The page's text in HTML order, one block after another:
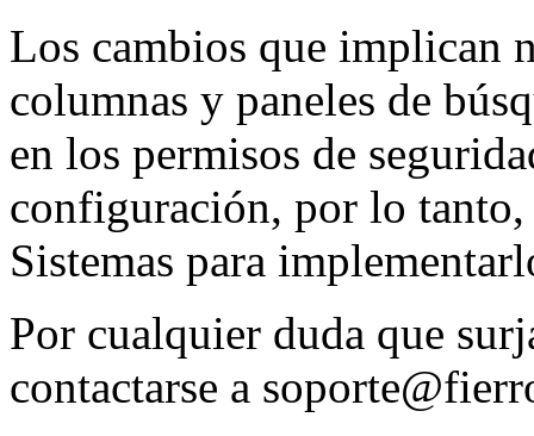
Los cambios que implican
columnas y paneles de
en los permisos de
configuración, por lo tanto,
Sistemas para
Por cualquier duda que
contactarse a